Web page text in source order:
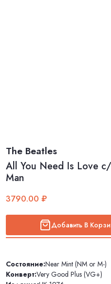
The Beatles
All You Need Is Love
Man
3790.00 ₽
Добавить В
Состояние:Near Mint (NM or M-)
Конверт:Very Good Plus (VG+)